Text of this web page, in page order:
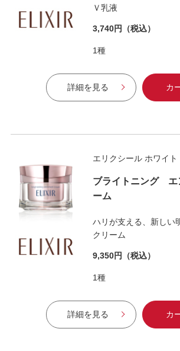
Ｖ乳液
3,740円 （税込）
1種
詳細を見る カ
エリクシール ホワイト
ブライトニング
ーム
ハリが支える、新しい
クリーム
9,350円 （税込）
1種
詳細を見る カ